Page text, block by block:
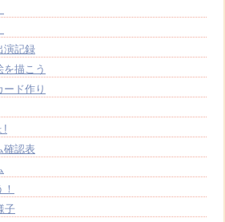
記録
描こう
ド作り
!
確認表
子